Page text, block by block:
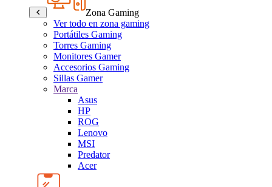
Zona Gaming
Ver todo en zona gaming
Portátiles Gaming
Torres Gaming
Monitores Gamer
Accesorios Gaming
Sillas Gamer
Marca
Asus
HP
ROG
Lenovo
MSI
Predator
Acer